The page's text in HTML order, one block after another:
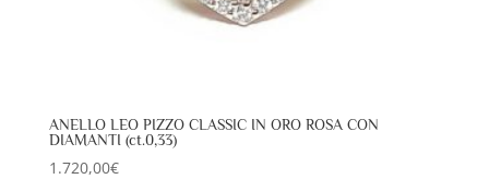
ANELLO LEO PIZZO CLASSIC IN ORO ROSA CON
DIAMANTI (ct.0,33)
1.720,00€